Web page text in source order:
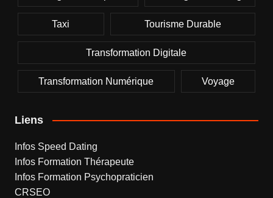
Taxi Tourisme Durable
Transformation Digitale
Transformation Numérique Voyage
Liens
Infos Speed Dating
Infos Formation Thérapeute
Infos Formation Psychopraticien
CRSEO